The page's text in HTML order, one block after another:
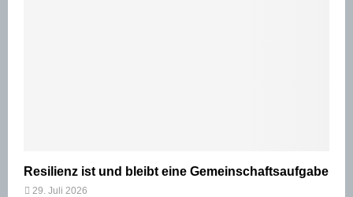
Resilienz ist und bleibt eine Gemeinschaftsaufgabe
29. Juli 2026